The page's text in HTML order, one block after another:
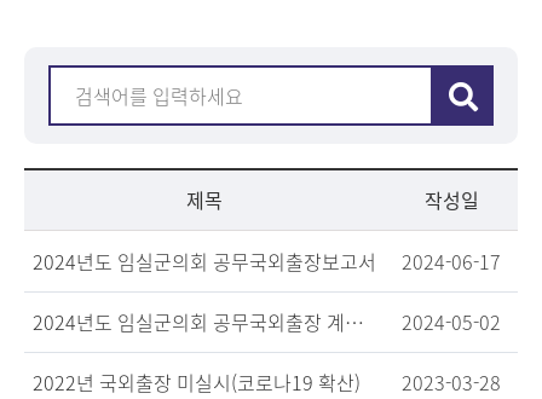
제목 작성일
2024년도 임실군의회 공무국외출장보고서 2024-06-17
2024년도 임실군의회 공무국외출장 계획서 및 회의록 2024-05-02
2022년 국외출장 미실시(코로나19 확산) 2023-03-28